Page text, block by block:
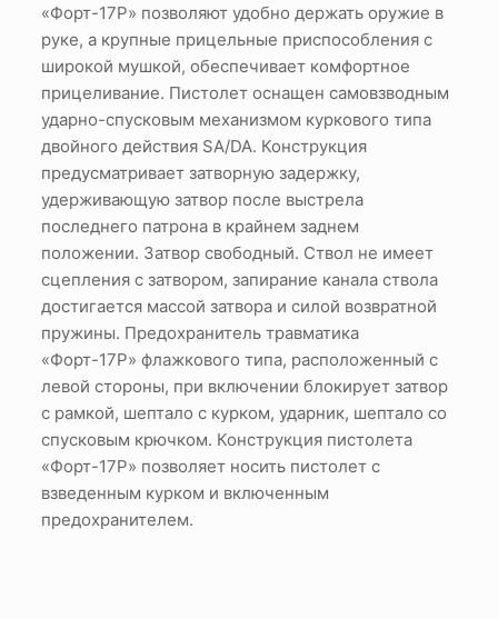
«Форт-17Р» позволяют удобно держать оружие в
руке, а крупные прицельные приспособления с
широкой мушкой, обеспечивает комфортное
прицеливание. Пистолет оснащен самовзводным
ударно-спусковым механизмом куркового типа
двойного действия SA/DA. Конструкция
предусматривает затворную задержку,
удерживающую затвор после выстрела
последнего патрона в крайнем заднем
положении. Затвор свободный. Ствол не имеет
сцепления с затвором, запирание канала ствола
достигается массой затвора и силой возвратной
пружины. Предохранитель травматика
«Форт-17Р» флажкового типа, расположенный с
левой стороны, при включении блокирует затвор
с рамкой, шептало с курком, ударник, шептало со
спусковым крючком. Конструкция пистолета
«Форт-17Р» позволяет носить пистолет с
взведенным курком и включенным
предохранителем.